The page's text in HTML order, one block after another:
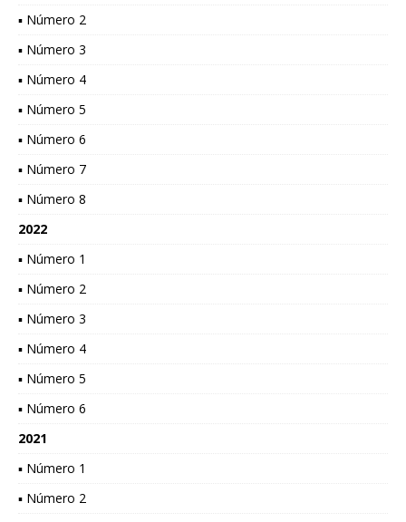
▪ Número 2
▪ Número 3
▪ Número 4
▪ Número 5
▪ Número 6
▪ Número 7
▪ Número 8
2022
▪ Número 1
▪ Número 2
▪ Número 3
▪ Número 4
▪ Número 5
▪ Número 6
2021
▪ Número 1
▪ Número 2